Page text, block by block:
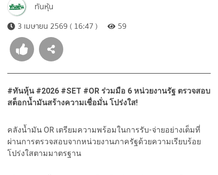
ทันหุ้น
3 เมษายน 2569 ( 16:47 )
59
#ทันหุ้น #2026 #SET #OR ร่วมมือ 6 หน่วยงานรัฐ ตรวจสอบ
สต็อกน้ำมันสร้างความเชื่อมั่น โปร่งใส!
คลังน้ำมัน OR เตรียมความพร้อมในการรับ-จ่ายอย่างเต็มที่
ผ่านการตรวจสอบจากหน่วยงานภาครัฐด้วยความเรียบร้อย
โปร่งใสตามมาตรฐาน